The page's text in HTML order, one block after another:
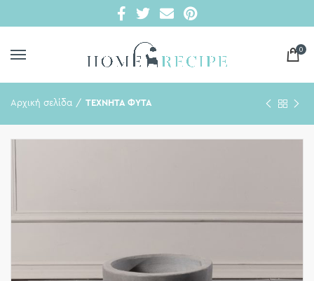
0
Αρχική σελίδα ΤΕΧΝΗΤΑ ΦΥΤΑ